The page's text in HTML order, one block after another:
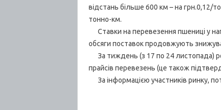
відстань більше 600 км – на грн.0,12/
тонно-км.
Ставки на перевезення пшениці у
обсяги поставок продовжують
За тиждень (з 17 по 24 листопада)
прайсів перевезень (це також
За інформацією участників ринку,